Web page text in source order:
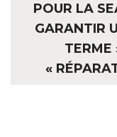
POUR LA
GARANTIR
TERME
«